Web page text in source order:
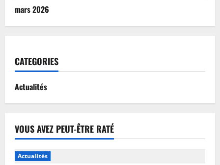
mars 2026
CATEGORIES
Actualités
VOUS AVEZ PEUT-ÊTRE RATÉ
Actualités